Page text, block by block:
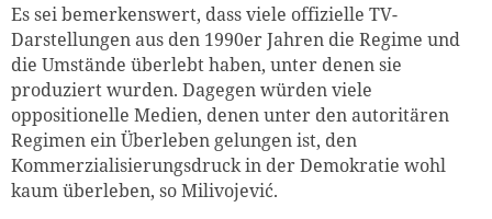
Es sei bemerkenswert, dass viele offizielle TV-
Darstellungen aus den 1990er Jahren die Regime und
die Umstände überlebt haben, unter denen sie
produziert wurden. Dagegen würden viele
oppositionelle Medien, denen unter den autoritären
Regimen ein Überleben gelungen ist, den
Kommerzialisierungsdruck in der Demokratie wohl
kaum überleben, so Milivojević.